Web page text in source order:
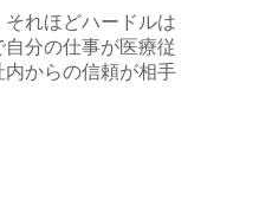
れほどハードルは
分の仕事が医療従
からの信頼が相手